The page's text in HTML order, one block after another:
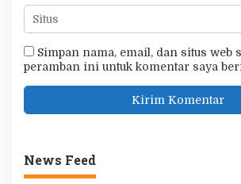
Simpan nama, email, dan situs web
peramban ini untuk komentar saya
News Feed